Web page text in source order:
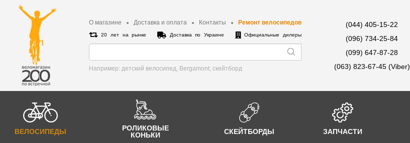
О магазине Доставка и оплата Контакты Ремонт велосипедов
20 лет на рынке Доставка по Украине Официальные дилеры
Например: детский велосипед, Bergamont, cкейтборд
(044) 405-15-22
(096) 734-25-84
(099) 647-87-28
(063) 823-67-45 (Viber)
ВЕЛОСИПЕДЫ
РОЛИКОВЫЕ
КОНЬКИ
СКЕЙТБОРДЫ ЗАПЧАСТИ